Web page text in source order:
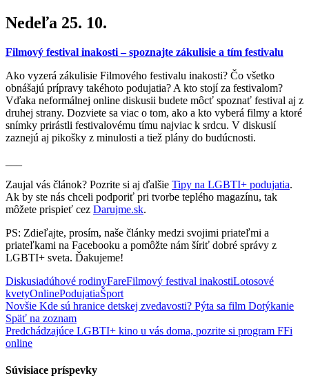
Nedeľa 25. 10.
Filmový festival inakosti – spoznajte zákulisie a tím festivalu
Ako vyzerá zákulisie Filmového festivalu inakosti? Čo všetko
obnášajú prípravy takéhoto podujatia? A kto stojí za festivalom?
Vďaka neformálnej online diskusii budete môcť spoznať festival aj z
druhej strany. Dozviete sa viac o tom, ako a kto vyberá filmy a ktoré
snímky prirástli festivalovému tímu najviac k srdcu. V diskusií
zaznejú aj pikošky z minulosti a tiež plány do budúcnosti.
Zaujal vás článok? Pozrite si aj ďalšie Tipy na LGBTI+ podujatia.
Ak by ste nás chceli podporiť pri tvorbe teplého magazínu, tak
môžete prispieť cez Darujme.sk.
PS: Zdieľajte, prosím, naše články medzi svojimi priateľmi a
priateľkami na Facebooku a pomôžte nám šíriť dobré správy z
LGBTI+ sveta. Ďakujeme!
Diskusiadúhové rodinyFareFilmový festival inakostiLotosové
kvetyOnlinePodujatiaŠport
Novšie Kde sú hranice detskej zvedavosti? Pýta sa film Dotýkanie
Späť na zoznam
Predchádzajúce LGBTI+ kino u vás doma, pozrite si program FFi
online
Súvisiace príspevky